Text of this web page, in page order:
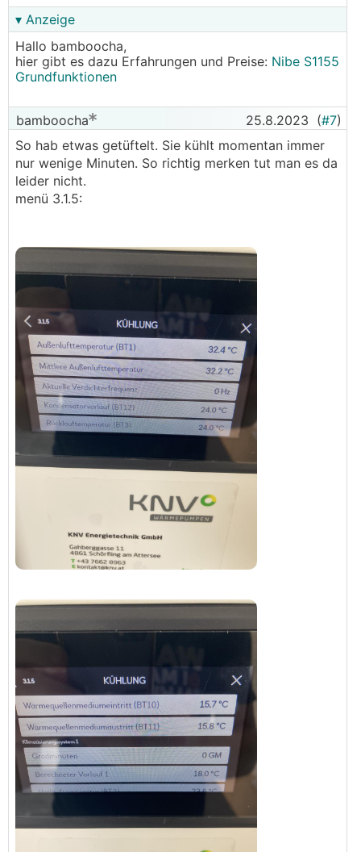
▾ Anzeige
Hallo bamboocha,
hier gibt es dazu Erfahrungen und Preise: Nibe S1155
Grundfunktionen
bamboocha 25.8.2023 (#7)
So hab etwas getüftelt. Sie kühlt momentan immer
nur wenige Minuten. So richtig merken tut man es da
leider nicht.
menü 3.1.5: